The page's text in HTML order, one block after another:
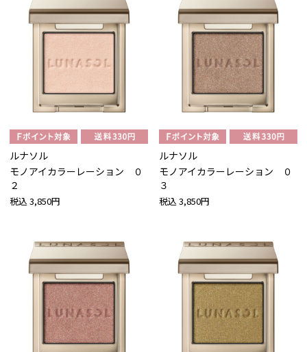
ルナソル
モノアイカラーレーション ０
２
税込 3,850円
ルナソル
モノアイカラーレーション ０
３
税込 3,850円